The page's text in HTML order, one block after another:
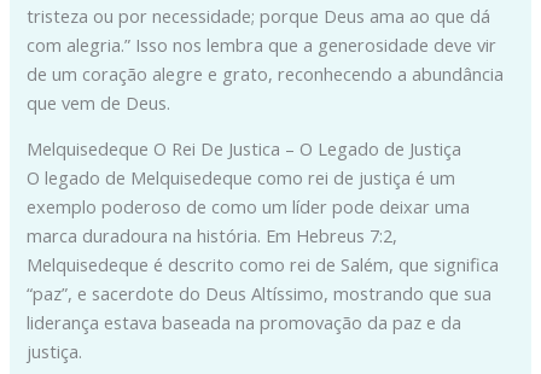
tristeza ou por necessidade; porque Deus ama ao que dá
com alegria.” Isso nos lembra que a generosidade deve vir
de um coração alegre e grato, reconhecendo a abundância
que vem de Deus.
Melquisedeque O Rei De Justica – O Legado de Justiça
O legado de Melquisedeque como rei de justiça é um
exemplo poderoso de como um líder pode deixar uma
marca duradoura na história. Em Hebreus 7:2,
Melquisedeque é descrito como rei de Salém, que significa
“paz”, e sacerdote do Deus Altíssimo, mostrando que sua
liderança estava baseada na promovação da paz e da
justiça.